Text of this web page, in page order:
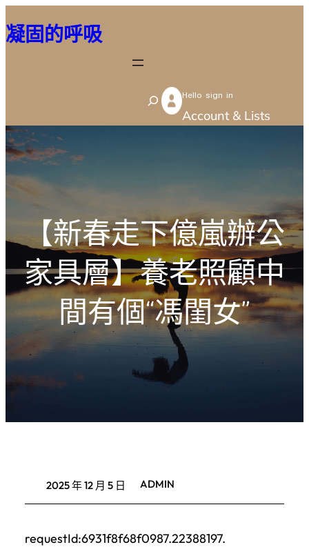
至
容
凝固的呼吸
S
e
Hello sign in
Account & Lists
【新春走下億嵐辦公
家具層】養老照顧中
間有個“馮閨女”
2025 年 12 月 5 日 ADMIN
requestId:6931f8f68f0987.22388197.